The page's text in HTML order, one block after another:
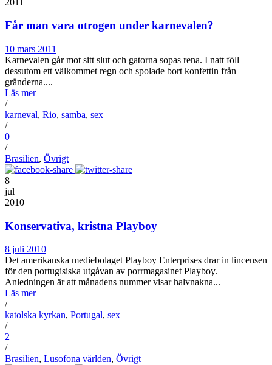
Får man vara otrogen under karnevalen?
10 mars 2011
Karnevalen går mot sitt slut och gatorna sopas rena. I natt föll
dessutom ett välkommet regn och spolade bort konfettin från
gränderna....
Läs mer
/
karneval, Rio, samba, sex
/
0
/
Brasilien, Övrigt
8
jul
2010
Konservativa, kristna Playboy
8 juli 2010
Det amerikanska mediebolaget Playboy Enterprises drar in lincensen
för den portugisiska utgåvan av porrmagasinet Playboy.
Anledningen är att månadens nummer visar halvnakna...
Läs mer
/
katolska kyrkan, Portugal, sex
/
2
/
Brasilien, Lusofona världen, Övrigt